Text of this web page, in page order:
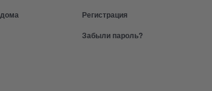
Регистрация
Забыли пароль?